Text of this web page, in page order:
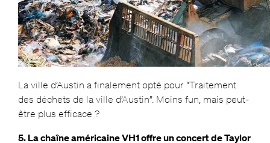
La ville d’Austin a finalement opté pour “Traitement
des déchets de la ville d’Austin”. Moins fun, mais peut-
être plus efficace ?
5. La chaîne américaine VH1 offre un concert de Taylor